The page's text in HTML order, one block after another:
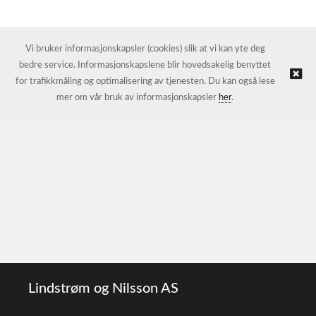
Lindstrøm og Nilsson AS
Vi bruker informasjonskapsler (cookies) slik at vi kan yte deg
bedre service. Informasjonskapslene blir hovedsakelig benyttet
for trafikkmåling og optimalisering av tjenesten. Du kan også lese
mer om vår bruk av informasjonskapsler her.